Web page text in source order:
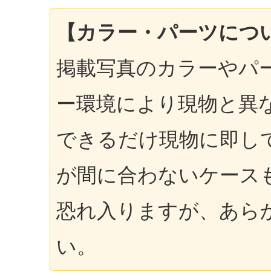
【カラー・パーツに
掲載写真のカラーやパ
ー環境により現物と異
できるだけ現物に即し
が間に合わないケース
恐れ入りますが、あら
い。